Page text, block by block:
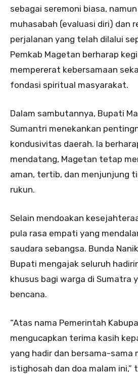
sebagai seremoni biasa,
muhasabah (evaluasi diri) dan
perjalanan yang telah dilalui
Pemkab Magetan berharap
mempererat kebersamaan
fondasi spiritual masyarakat.
Dalam sambutannya, Bupati
Sumantri menekankan
kondusivitas daerah. Ia
mendatang, Magetan tetap
aman, tertib, dan menjunjung
rukun.
Selain mendoakan
pula rasa empati yang
saudara sebangsa. Bunda
Bupati mengajak seluruh
khusus bagi warga di Sumatra
bencana.
“Atas nama Pemerintah
mengucapkan terima kasih
yang hadir dan bersama-sama
istighosah dan doa malam ini,”